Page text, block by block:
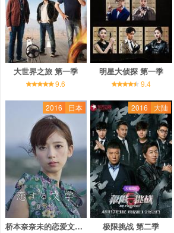
大世界之旅 第一季
9.6
明星大侦探 第一季
9.4
2016 日本
桥本奈奈未的恋爱文学：夏之旅
2016 大陆
极限挑战 第二季